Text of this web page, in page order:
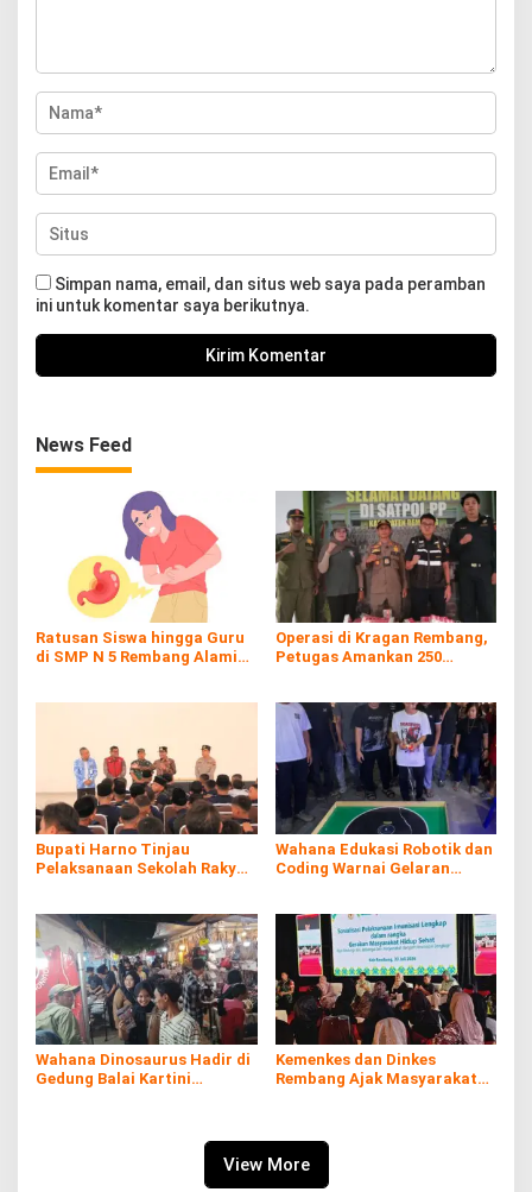
Simpan nama, email, dan situs web saya pada peramban
ini untuk komentar saya berikutnya.
News Feed
Ratusan Siswa hingga Guru
di SMP N 5 Rembang Alami
Operasi di Kragan Rembang,
Petugas Amankan 250
Bupati Harno Tinjau
Pelaksanaan Sekolah Rakyat
Wahana Edukasi Robotik dan
Coding Warnai Gelaran
Wahana Dinosaurus Hadir di
Gedung Balai Kartini
Kemenkes dan Dinkes
Rembang Ajak Masyarakat
View More